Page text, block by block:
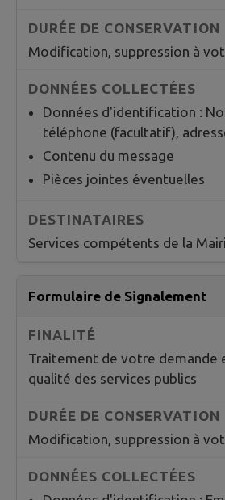
Modification, suppression à
Données d'identification :
téléphone (facultatif),
Contenu du message
Pièces jointes éventuelles
Services compétents de la
Formulaire de Signalement
Traitement de votre demande
qualité des services publics
Modification, suppression à